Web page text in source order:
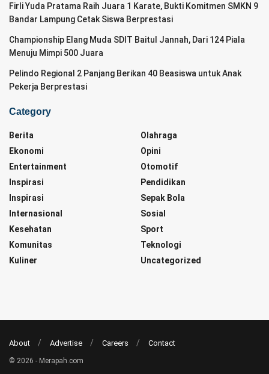
Firli Yuda Pratama Raih Juara 1 Karate, Bukti Komitmen SMKN 9
Bandar Lampung Cetak Siswa Berprestasi
Championship Elang Muda SDIT Baitul Jannah, Dari 124 Piala
Menuju Mimpi 500 Juara
Pelindo Regional 2 Panjang Berikan 40 Beasiswa untuk Anak
Pekerja Berprestasi
Category
Berita
Ekonomi
Entertainment
Inspirasi
Inspirasi
Internasional
Kesehatan
Komunitas
Kuliner
Olahraga
Opini
Otomotif
Pendidikan
Sepak Bola
Sosial
Sport
Teknologi
Uncategorized
About Advertise Careers Contact
© 2026 - Merapah.com